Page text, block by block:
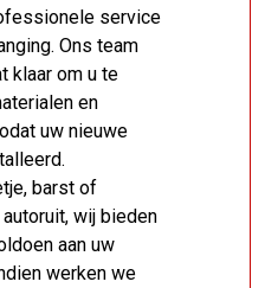
service
Ons team
klaar om u te
en
uw nieuwe
barst of
wij bieden
aan uw
werken we